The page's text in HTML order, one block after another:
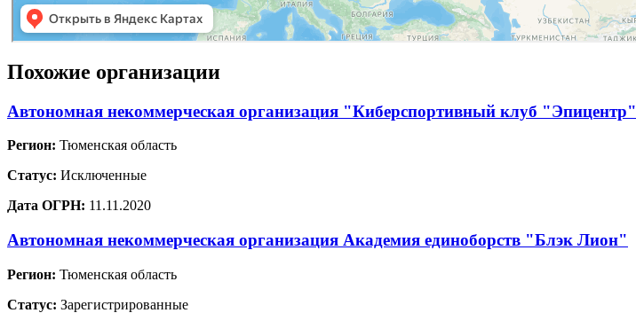
Похожие организации
Автономная некоммерческая организация "Киберспортивный клуб "Эпицентр"
Регион: Тюменская область
Статус: Исключенные
Дата ОГРН: 11.11.2020
Автономная некоммерческая организация Академия единоборств "Блэк Лион"
Регион: Тюменская область
Статус: Зарегистрированные